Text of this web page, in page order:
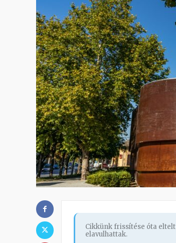
Cikkünk frissítése óta eltelt
elavulhattak.